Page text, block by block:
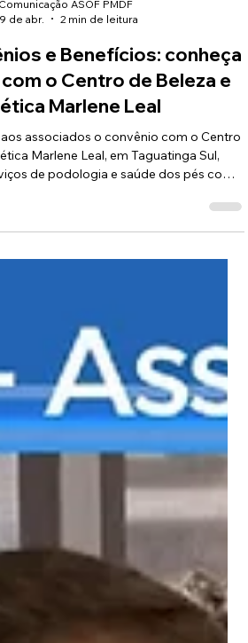
e Benefícios: conheça
com o Centro de Beleza e
Marlene Leal